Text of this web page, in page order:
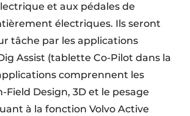
et aux pédales de
électriques. Ils seront
tâche par les applications
Assist (tablette Co-Pilot dans la
comprennent les
Field Design, 3D et le pesage
à la fonction Volvo Active